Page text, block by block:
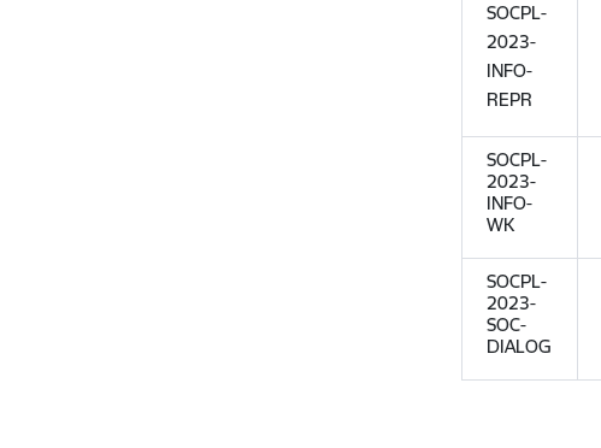
SOCPL-
2023-
INFO-
REPR
SOCPL-
2023-
INFO-
WK
SOCPL-
2023-
SOC-
DIALOG